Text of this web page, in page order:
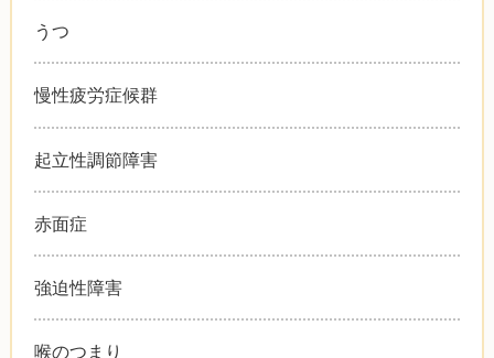
うつ
慢性疲労症候群
起立性調節障害
赤面症
強迫性障害
喉のつまり